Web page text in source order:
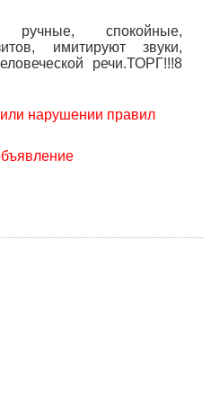
спокойные,
имитируют звуки,
речи.ТОРГ!!!8
нарушении правил